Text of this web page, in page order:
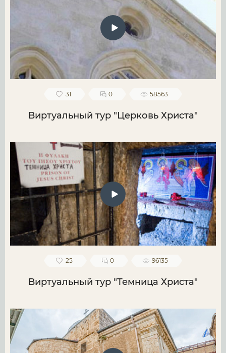
31 0 58563
Виртуальный тур "Церковь Христа"
25 0 96135
Виртуальный тур "Темница Христа"